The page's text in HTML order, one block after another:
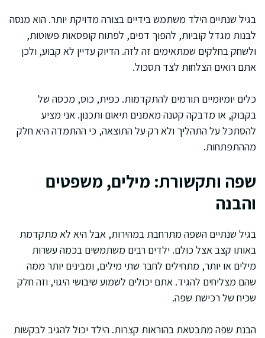
בגיל שנתיים הילד משתמש בידיים בצורה מדויקת יותר. הוא מנסה
לבנות מגדל קוביות, להפוך דפים, לפתוח קופסאות פשוטות,
ולשחק בחלקים שמתאימים זה לזה. הדיוק עדיין לא קבוע, ולכן
אתם רואים הצלחות לצד תסכול.
כלים יומיומיים תורמים להתקדמות. כפית, כוס, מכסה של
בקבוק, או מדבקה קטנה מאמנים תיאום ותכנון. אני מציע
להסתכל על התהליך ולא רק על התוצאה, כי ההתמדה היא חלק
מההתפתחות.
שפה ותקשורת: מילים, משפטים
והבנה
בגיל שנתיים השפה מתרחבת במהירות, אבל היא לא מתקדמת
באותו קצב אצל כולם. ילדים רבים משתמשים בכמה עשרות
מילים או יותר, מתחילים לחבר שתי מילים, ומבינים יותר ממה
שהם מצליחים להגיד. אתם יכולים לשמוע שיבושי היגוי, וזה חלק
שכיח של רכישת שפה.
הבנת שפה מתבטאת בהוראות קצרות. הילד יכול להגיב לבקשות